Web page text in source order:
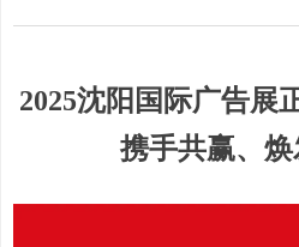
2025沈阳国际广告展
携手共赢、